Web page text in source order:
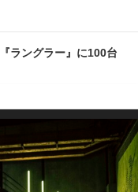
ラングラー』に100台